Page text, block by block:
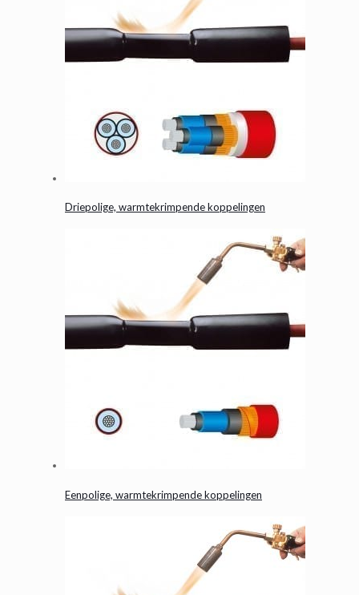
Driepolige, warmtekrimpende koppelingen
Eenpolige, warmtekrimpende koppelingen